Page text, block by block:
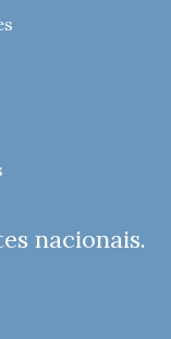
nacionais.